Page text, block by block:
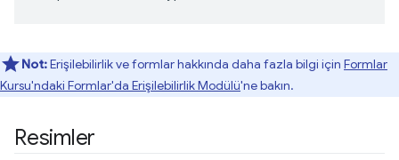
Not:Erişilebilirlik ve formlar hakkında daha fazla bilgi için Formlar
Kursu'ndaki Formlar'da Erişilebilirlik Modülü'ne bakın.
Resimler